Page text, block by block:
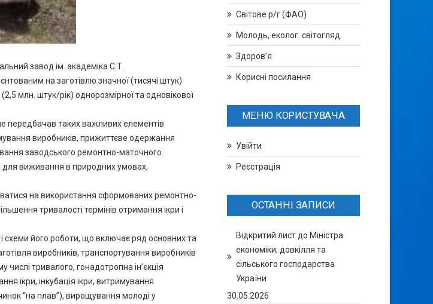
завод ім. академіка С.Т.
на заготівлю значної (тисячі штук)
млн. штук/рік) однорозмірної та одновікової
передбачав таких важливих елементів
виробників, прижиттєве одержання
заводського ремонтно-маточного
для виживання в природних умовах,
на використання сформованих ремонтно-
тривалості термінів отримання ікри і
схеми його роботи, що включає ряд основних та
виробників, транспортування виробників
тривалого, гонадотропна ін’єкція
ікри, інкубація ікри, витримування
“на плав”), вирощування молоді у
Світове р/г (ФАО)
Молодь, еколог. світогляд
Здоров’я
Корисні посилання
МЕНЮ КОРИСТУВАЧА
Увійти
Реєстрація
ОСТАННІ ЗАПИСИ
Відкритий лист до Міністра
економіки, довкілля та
сільського господарства
України
30.05.2026